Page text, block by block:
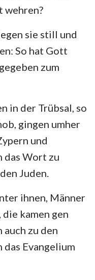
5 6
7
12 13
26 27 28
wehren?
sie still und
So hat Gott
zum
in der Trübsal, so
gingen umher
und
das Wort zu
Juden.
ihnen, Männer
kamen gen
zu den
Evangelium